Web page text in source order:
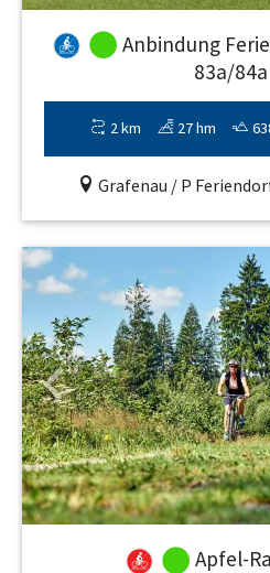
Anbindung
83a/84a
2 km 27 hm
Grafenau / P
Previous
Apfel-